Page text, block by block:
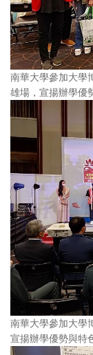
南華大學參加大學
雄場，宣揚辦學優
南華大學參加大學
宣揚辦學優勢與特